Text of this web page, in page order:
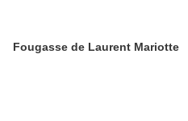
Fougasse de Laurent Mariotte